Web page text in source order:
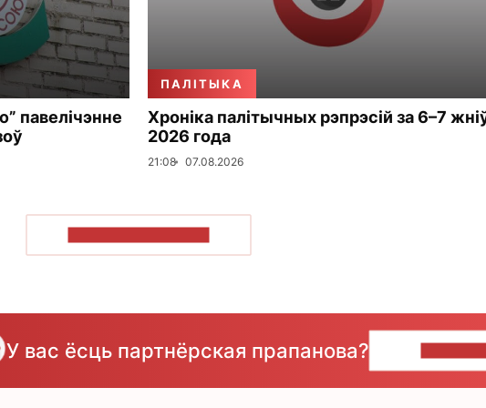
павелічэнне
ПАЛІТЫКА
Хроніка палітычных рэпрэсій за 6–7
2026 года
21:08 07.08.2026
У вас ёсць партнёрская прапанова?